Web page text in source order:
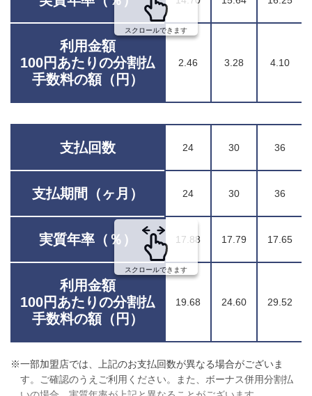
利用金額
100円あたりの分割払
手数料の額（円）
2.46 3.28 4.10
スクロールできます
支払回数 24 30 36
支払期間（ヶ月） 24 30 36
実質年率（％） 17.88 17.79 17.65
利用金額
100円あたりの分割払
手数料の額（円）
19.68 24.60 29.52
スクロールできます
※一部加盟店では、上記のお支払回数が異なる場合がございま
す。ご確認のうえご利用ください。また、ボーナス併用分割払